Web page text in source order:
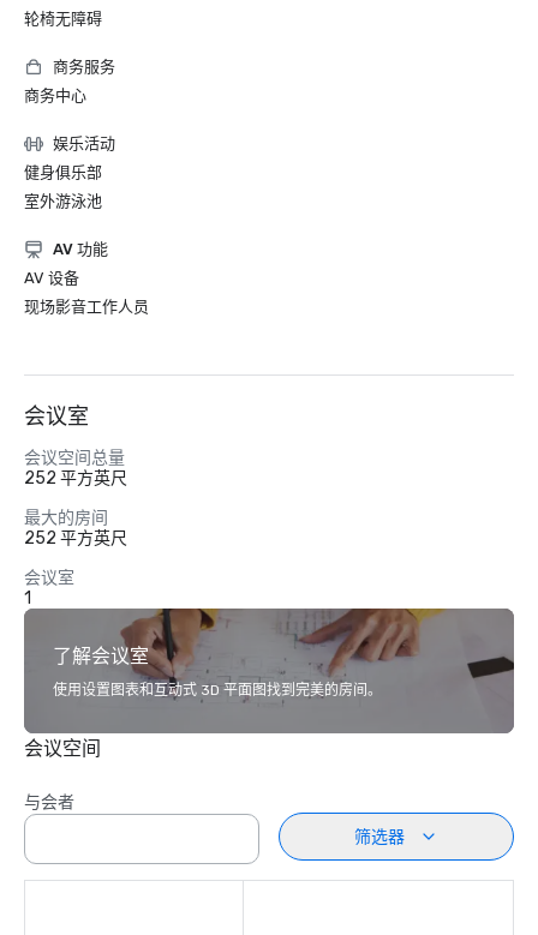
轮椅无障碍
商务服务
商务中心
娱乐活动
健身俱乐部
室外游泳池
AV 功能
AV 设备
现场影音工作人员
会议室
会议空间总量
252 平方英尺
最大的房间
252 平方英尺
会议室
1
了解会议室
使用设置图表和互动式 3D 平面图找到完美的房间。
会议空间
与会者
筛选器